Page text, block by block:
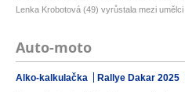
Lenka Krobotová (49) vyrůstala mezi
Auto-moto
Alko-kalkulačka Rallye Dakar 2025